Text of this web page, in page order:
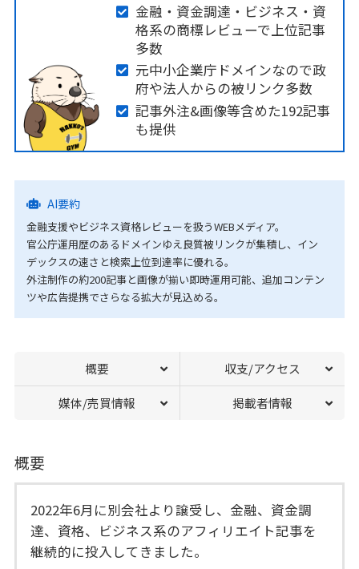
金融・資金調達・ビジネス・資
格系の商標レビューで上位記事
多数
元中小企業庁ドメインなので政
府や法人からの被リンク多数
記事外注&画像等含めた192記事
も提供
AI要約
金融支援やビジネス資格レビューを扱うWEBメディア。
官公庁運用歴のあるドメインゆえ良質被リンクが集積し、イン
デックスの速さと検索上位到達率に優れる。
外注制作の約200記事と画像が揃い即時運用可能、追加コンテン
ツや広告提携でさらなる拡大が見込める。
概要 収支/アクセス
媒体/売買情報 掲載者情報
概要
2022年6月に別会社より譲受し、金融、資金調
達、資格、ビジネス系のアフィリエイト記事を
継続的に投入してきました。